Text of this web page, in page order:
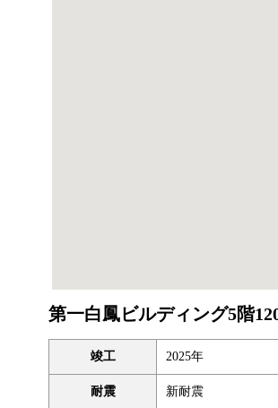
第一白鳳ビルディング5階
竣工 2025年
耐震 新耐震